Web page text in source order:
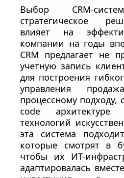
Выбор CRM-
стратегическое
влияет на
компании на годы
CRM предлагает не
учетную запись
для построения
управления
процессному подходу,
code
технологий
эта система
которые смотрят в
чтобы их ИТ-
адаптировалась